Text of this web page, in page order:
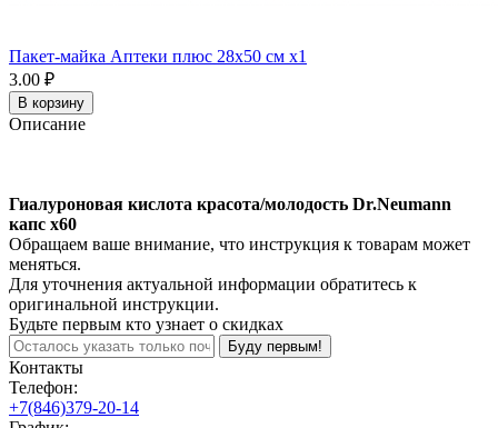
Пакет-майка Аптеки плюс 28х50 см x1
3.00 ₽
В корзину
Описание
Гиалуроновая кислота красота/молодость Dr.Neumann
капс x60
Обращаем ваше внимание, что инструкция к товарам может
меняться.
Для уточнения актуальной информации обратитесь к
оригинальной инструкции.
Будьте первым кто узнает о скидках
Буду первым!
Контакты
Телефон:
+7(846)379-20-14